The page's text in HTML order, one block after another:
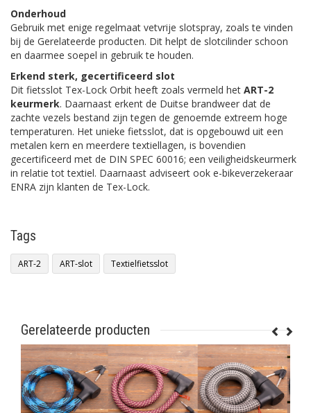
Onderhoud
Gebruik met enige regelmaat vetvrije slotspray, zoals te vinden
bij de Gerelateerde producten. Dit helpt de slotcilinder schoon
en daarmee soepel in gebruik te houden.
Erkend sterk, gecertificeerd slot
Dit fietsslot Tex-Lock Orbit heeft zoals vermeld het ART-2
keurmerk. Daarnaast erkent de Duitse brandweer dat de
zachte vezels bestand zijn tegen de genoemde extreem hoge
temperaturen. Het unieke fietsslot, dat is opgebouwd uit een
metalen kern en meerdere textiellagen, is bovendien
gecertificeerd met de DIN SPEC 60016; een veiligheidskeurmerk
in relatie tot textiel. Daarnaast adviseert ook e-bikeverzekeraar
ENRA zijn klanten de Tex-Lock.
Tags
ART-2 ART-slot Textielfietsslot
Gerelateerde producten